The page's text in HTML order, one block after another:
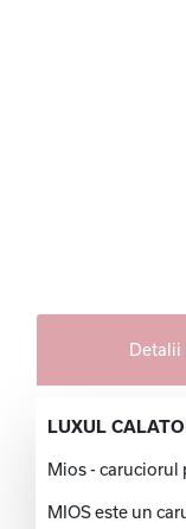
Detalii
LUXUL
Mios - caruciorul
MIOS este un